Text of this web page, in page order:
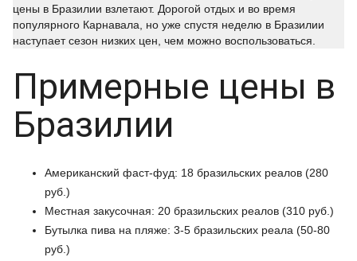
цены в Бразилии взлетают. Дорогой отдых и во время
популярного Карнавала, но уже спустя неделю в Бразилии
наступает сезон низких цен, чем можно воспользоваться.
Примерные цены в
Бразилии
Американский фаст-фуд: 18 бразильских реалов (280
руб.)
Местная закусочная: 20 бразильских реалов (310 руб.)
Бутылка пива на пляже: 3-5 бразильских реала (50-80
руб.)